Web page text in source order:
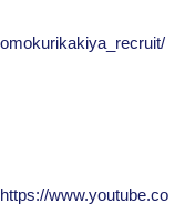
https://www.youtube.co